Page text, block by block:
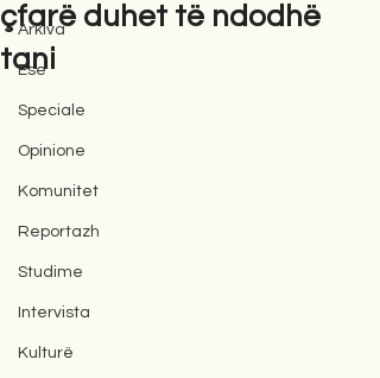
Arkiva
Ese
Speciale
Opinione
Komunitet
Reportazh
Studime
Intervista
Kulturë
çfarë duhet të ndodhë
tani